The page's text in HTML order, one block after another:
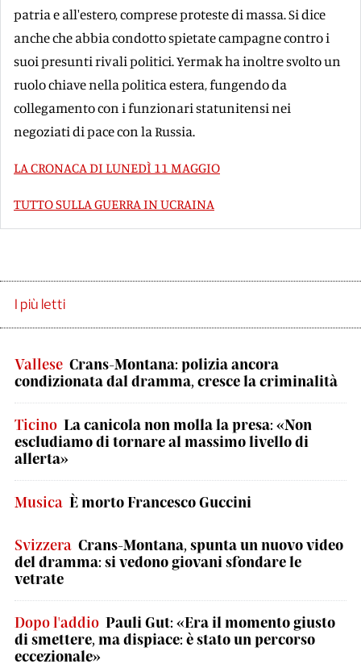
patria e all'estero, comprese proteste di massa. Si dice
anche che abbia condotto spietate campagne contro i
suoi presunti rivali politici. Yermak ha inoltre svolto un
ruolo chiave nella politica estera, fungendo da
collegamento con i funzionari statunitensi nei
negoziati di pace con la Russia.
LA CRONACA DI LUNEDÌ 11 MAGGIO
TUTTO SULLA GUERRA IN UCRAINA
I più letti
Vallese Crans-Montana: polizia ancora
condizionata dal dramma, cresce la criminalità
Ticino La canicola non molla la presa: «Non
escludiamo di tornare al massimo livello di
allerta»
Musica È morto Francesco Guccini
Svizzera Crans-Montana, spunta un nuovo video
del dramma: si vedono giovani sfondare le
vetrate
Dopo l'addio Pauli Gut: «Era il momento giusto
di smettere, ma dispiace: è stato un percorso
eccezionale»